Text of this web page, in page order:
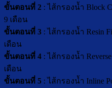
ขั้นตอนที่ 2 : ไส้กรองน้ำ Block
9 เดือน
ขั้นตอนที่ 3 : ไส้กรองน้ำ Resin
เดือน
ขั้นตอนที่ 4 : ไส้กรองน้ำ
เดือน
ขั้นตอนที่ 5 : ไส้กรองน้ำ Inline